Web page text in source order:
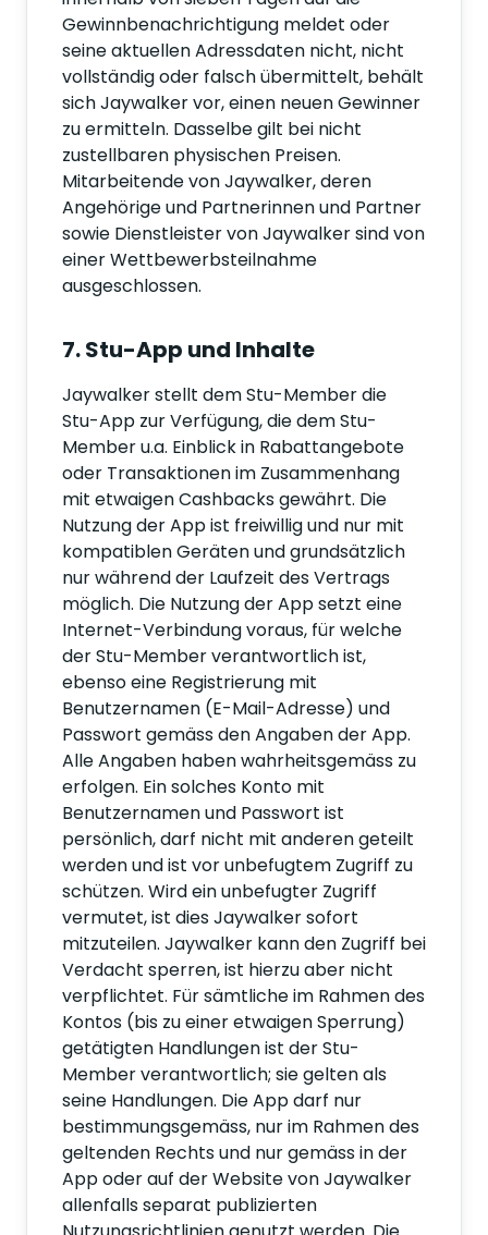
Gewinnbenachrichtigung meldet oder
seine aktuellen Adressdaten nicht, nicht
vollständig oder falsch übermittelt, behält
sich Jaywalker vor, einen neuen Gewinner
zu ermitteln. Dasselbe gilt bei nicht
zustellbaren physischen Preisen.
Mitarbeitende von Jaywalker, deren
Angehörige und Partnerinnen und Partner
sowie Dienstleister von Jaywalker sind von
einer Wettbewerbsteilnahme
ausgeschlossen.
7. Stu-App und Inhalte
Jaywalker stellt dem Stu-Member die
Stu-App zur Verfügung, die dem Stu-
Member u.a. Einblick in Rabattangebote
oder Transaktionen im Zusammenhang
mit etwaigen Cashbacks gewährt. Die
Nutzung der App ist freiwillig und nur mit
kompatiblen Geräten und grundsätzlich
nur während der Laufzeit des Vertrags
möglich. Die Nutzung der App setzt eine
Internet-Verbindung voraus, für welche
der Stu-Member verantwortlich ist,
ebenso eine Registrierung mit
Benutzernamen (E-Mail-Adresse) und
Passwort gemäss den Angaben der App.
Alle Angaben haben wahrheitsgemäss zu
erfolgen. Ein solches Konto mit
Benutzernamen und Passwort ist
persönlich, darf nicht mit anderen geteilt
werden und ist vor unbefugtem Zugriff zu
schützen. Wird ein unbefugter Zugriff
vermutet, ist dies Jaywalker sofort
mitzuteilen. Jaywalker kann den Zugriff bei
Verdacht sperren, ist hierzu aber nicht
verpflichtet. Für sämtliche im Rahmen des
Kontos (bis zu einer etwaigen Sperrung)
getätigten Handlungen ist der Stu-
Member verantwortlich; sie gelten als
seine Handlungen. Die App darf nur
bestimmungsgemäss, nur im Rahmen des
geltenden Rechts und nur gemäss in der
App oder auf der Website von Jaywalker
allenfalls separat publizierten